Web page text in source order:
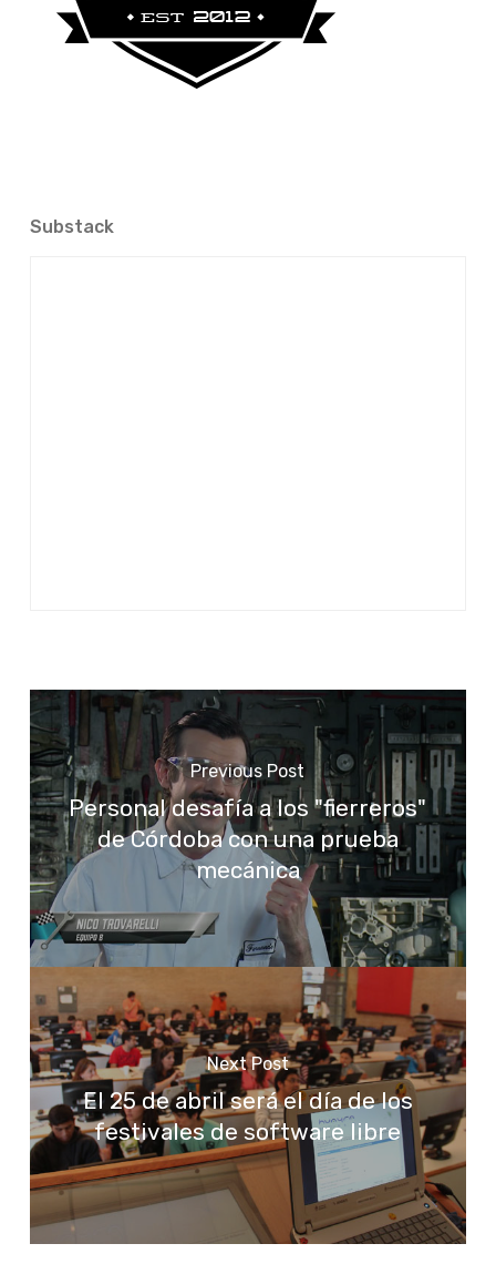
Substack
Previous Post
Personal desafía a los "fierreros"
de Córdoba con una prueba
mecánica
Next Post
El 25 de abril será el día de los
festivales de software libre